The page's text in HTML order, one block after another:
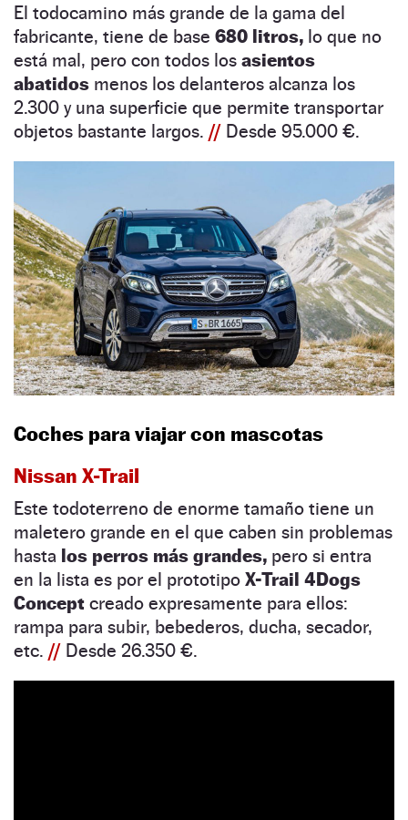
El todocamino más grande de la gama del
fabricante, tiene de base 680 litros, lo que no
está mal, pero con todos los asientos
abatidos menos los delanteros alcanza los
2.300 y una superficie que permite transportar
objetos bastante largos. // Desde 95.000 €.
Coches para viajar con mascotas
Nissan X-Trail
Este todoterreno de enorme tamaño tiene un
maletero grande en el que caben sin problemas
hasta los perros más grandes, pero si entra
en la lista es por el prototipo X-Trail 4Dogs
Concept creado expresamente para ellos:
rampa para subir, bebederos, ducha, secador,
etc. // Desde 26.350 €.